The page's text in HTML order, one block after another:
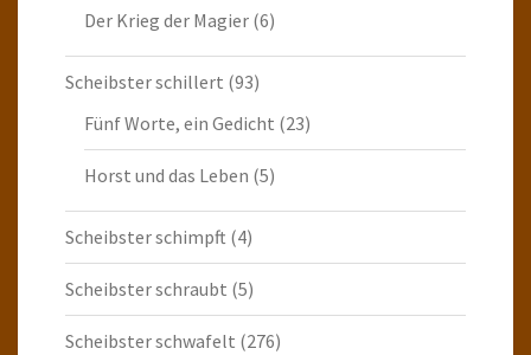
Der Krieg der Magier (6)
Scheibster schillert (93)
Fünf Worte, ein Gedicht (23)
Horst und das Leben (5)
Scheibster schimpft (4)
Scheibster schraubt (5)
Scheibster schwafelt (276)